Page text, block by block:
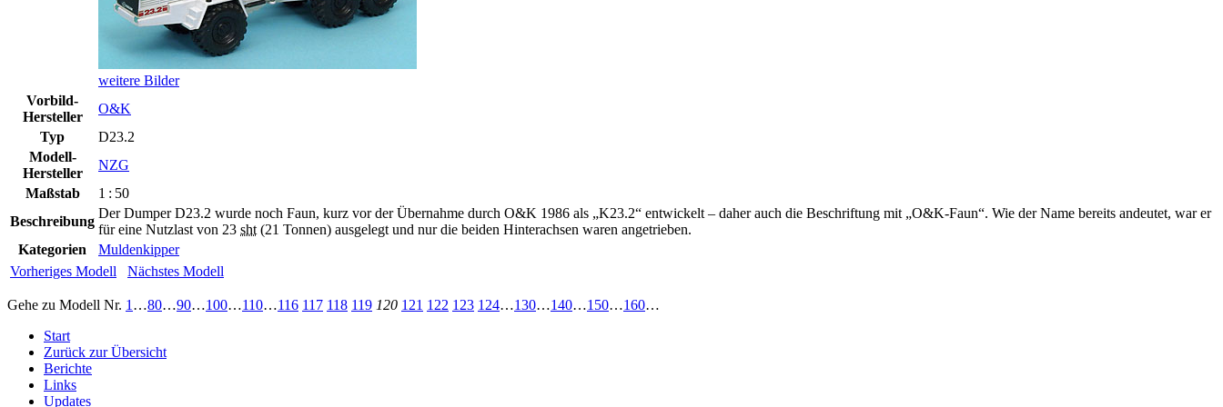
weitere Bilder
Vorbild-
Hersteller
O&K
Typ
D23.2
Modell-
Hersteller
NZG
Maßstab
1 : 50
Beschreibung
Der Dumper D23.2 wurde noch Faun, kurz vor der Übernahme durch O&K 1986 als „K23.2“ entwickelt – daher auch die Beschriftung mit „O&K-Faun“. Wie der Name bereits andeutet, war er
für eine Nutzlast von 23 sht (21 Tonnen) ausgelegt und nur die beiden Hinterachsen waren angetrieben.
Kategorien
Muldenkipper
Vorheriges Modell
Nächstes Modell
Gehe zu Modell Nr. 1 …80…90…100…110…116 117 118 119 120 121 122 123 124…130…140…150…160…
Start
Zurück zur Übersicht
Berichte
Links
Updates